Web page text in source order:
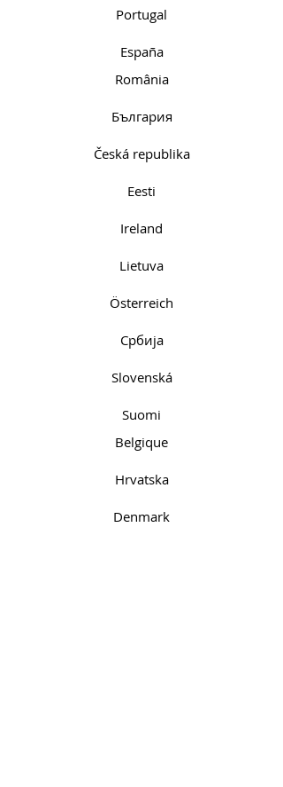
Portugal
España
România
България
Česká republika
Eesti
Ireland
Lietuva
Österreich
Србија
Slovenská
Suomi
Belgique
Hrvatska
Denmark